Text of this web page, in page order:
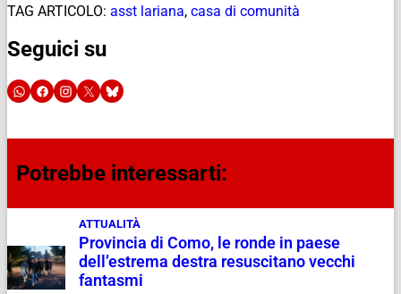
TAG ARTICOLO: asst lariana, casa di comunità
Seguici su
Potrebbe interessarti:
ATTUALITÀ
Provincia di Como, le ronde in paese
dell’estrema destra resuscitano vecchi
fantasmi